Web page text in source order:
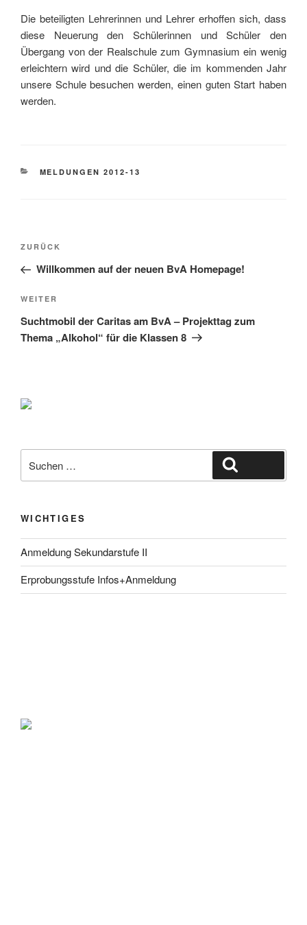
Die beteiligten Lehrerinnen und Lehrer erhoffen sich, dass
diese Neuerung den Schülerinnen und Schüler den
Übergang von der Realschule zum Gymnasium ein wenig
erleichtern wird und die Schüler, die im kommenden Jahr
unsere Schule besuchen werden, einen guten Start haben
werden.
KATEGORIEN
MELDUNGEN 2012-13
Beitragsnavigation
Vorheriger
Beitrag
ZURÜCK
Willkommen auf der neuen BvA Homepage!
Nächster
Beitrag
WEITER
Suchtmobil der Caritas am BvA – Projekttag zum
Thema „Alkohol“ für die Klassen 8
nach:
WICHTIGES
Anmeldung Sekundarstufe II
Erprobungsstufe Infos+Anmeldung